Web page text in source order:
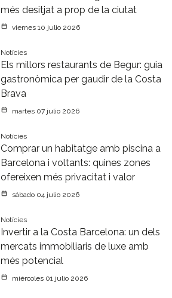
més desitjat a prop de la ciutat
viernes 10 julio 2026
Notícies
Els millors restaurants de Begur: guia
gastronòmica per gaudir de la Costa
Brava
martes 07 julio 2026
Notícies
Comprar un habitatge amb piscina a
Barcelona i voltants: quines zones
ofereixen més privacitat i valor
sábado 04 julio 2026
Notícies
Invertir a la Costa Barcelona: un dels
mercats immobiliaris de luxe amb
més potencial
miércoles 01 julio 2026